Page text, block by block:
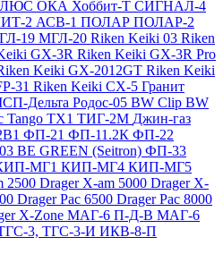
ОКА Хоббит-Т СИГНАЛ-4
2 АСВ-1 ПОЛАР ПОЛАР-2
19 МГЛ-20 Riken Keiki 03 Riken
GX-3R Riken Keiki GX-3R Pro
Keiki GX-2012GT Riken Keiki
31 Riken Keiki CX-5 Гранит
Дельта Родос-05 BW Clip BW
Tango TX1 ТИГ-2М Джин-газ
ФП-21 ФП-11.2К ФП-22
BE GREEN (Seitron) ФП-33
МГ1 КИП-МГ4 КИП-МГ5
2500 Drager X-am 5000 Drager X-
Drager Pac 6500 Drager Pac 8000
X-Zone МАГ-6 П-Д-В МАГ-6
3, ТГС-3-И ИКВ-8-П